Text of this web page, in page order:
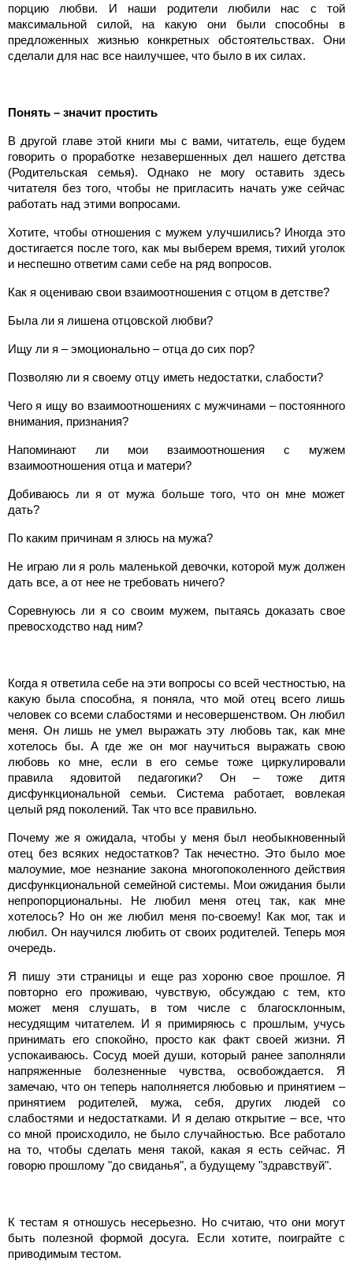
порцию любви. И наши родители любили нас с той
максимальной силой, на какую они были способны в
предложенных жизнью конкретных обстоятельствах. Они
сделали для нас все наилучшее, что было в их силах.
Понять – значит простить
В другой главе этой книги мы с вами, читатель, еще будем
говорить о проработке незавершенных дел нашего детства
(Родительская семья). Однако не могу оставить здесь
читателя без того, чтобы не пригласить начать уже сейчас
работать над этими вопросами.
Хотите, чтобы отношения с мужем улучшились? Иногда это
достигается после того, как мы выберем время, тихий уголок
и неспешно ответим сами себе на ряд вопросов.
Как я оцениваю свои взаимоотношения с отцом в детстве?
Была ли я лишена отцовской любви?
Ищу ли я – эмоционально – отца до сих пор?
Позволяю ли я своему отцу иметь недостатки, слабости?
Чего я ищу во взаимоотношениях с мужчинами – постоянного
внимания, признания?
Напоминают ли мои взаимоотношения с мужем
взаимоотношения отца и матери?
Добиваюсь ли я от мужа больше того, что он мне может
дать?
По каким причинам я злюсь на мужа?
Не играю ли я роль маленькой девочки, которой муж должен
дать все, а от нее не требовать ничего?
Соревнуюсь ли я со своим мужем, пытаясь доказать свое
превосходство над ним?
Когда я ответила себе на эти вопросы со всей честностью, на
какую была способна, я поняла, что мой отец всего лишь
человек со всеми слабостями и несовершенством. Он любил
меня. Он лишь не умел выражать эту любовь так, как мне
хотелось бы. А где же он мог научиться выражать свою
любовь ко мне, если в его семье тоже циркулировали
правила ядовитой педагогики? Он – тоже дитя
дисфункциональной семьи. Система работает, вовлекая
целый ряд поколений. Так что все правильно.
Почему же я ожидала, чтобы у меня был необыкновенный
отец без всяких недостатков? Так нечестно. Это было мое
малоумие, мое незнание закона многопоколенного действия
дисфункциональной семейной системы. Мои ожидания были
непропорциональны. Не любил меня отец так, как мне
хотелось? Но он же любил меня по-своему! Как мог, так и
любил. Он научился любить от своих родителей. Теперь моя
очередь.
Я пишу эти страницы и еще раз хороню свое прошлое. Я
повторно его проживаю, чувствую, обсуждаю с тем, кто
может меня слушать, в том числе с благосклонным,
несудящим читателем. И я примиряюсь с прошлым, учусь
принимать его спокойно, просто как факт своей жизни. Я
успокаиваюсь. Сосуд моей души, который ранее заполняли
напряженные болезненные чувства, освобождается. Я
замечаю, что он теперь наполняется любовью и принятием –
принятием родителей, мужа, себя, других людей со
слабостями и недостатками. И я делаю открытие – все, что
со мной происходило, не было случайностью. Все работало
на то, чтобы сделать меня такой, какая я есть сейчас. Я
говорю прошлому "до свиданья", а будущему "здравствуй".
К тестам я отношусь несерьезно. Но считаю, что они могут
быть полезной формой досуга. Если хотите, поиграйте с
приводимым тестом.